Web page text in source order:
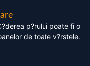
p?rului poate fi o
de toate v?rstele.